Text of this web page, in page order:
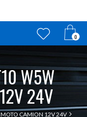
0
W5W
24V
CAMION 12V 24V